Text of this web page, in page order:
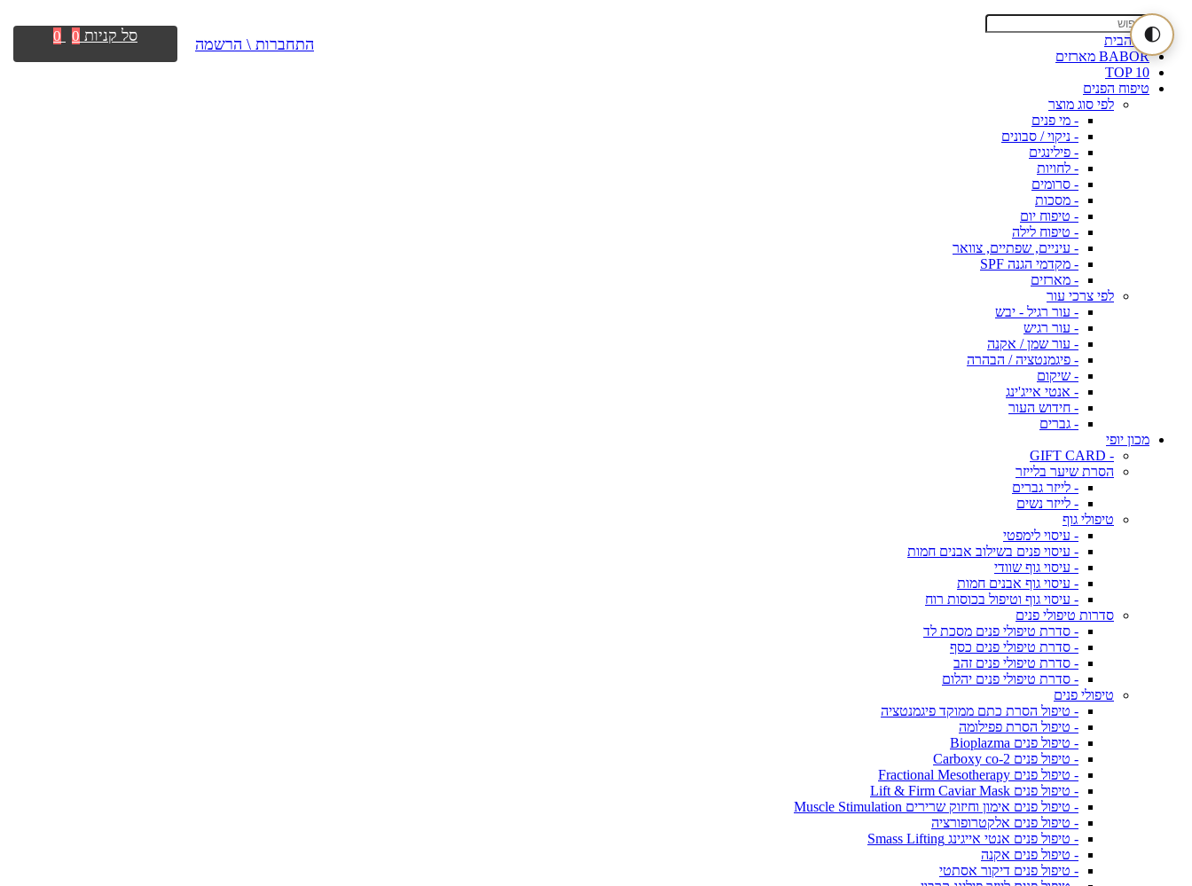
🌓דף הבית
BABOR מארזים
TOP 10
טיפוח הפנים
לפי סוג מוצר
- מי פנים
- ניקוי / סבונים
- פילינגים
- לחויות
- סרומים
- מסכות
- טיפוח יום
- טיפוח לילה
- עיניים, שפתיים, צוואר
- מקדמי הגנה SPF
- מארזים
לפי צרכי עור
- עור רגיל - יבש
- עור רגיש
- עור שמן / אקנה
- פיגמנטציה / הבהרה
- שיקום
- אנטי אייג'ינג
- חידוש העור
- גברים
מכון יופי
- GIFT CARD
הסרת שיער בלייזר
- לייזר גברים
- לייזר נשים
טיפולי גוף
- עיסוי לימפטי
- עיסוי פנים בשילוב אבנים חמות
- עיסוי גוף שוודי
- עיסוי גוף אבנים חמות
- עיסוי גוף וטיפול בכוסות רוח
סדרות טיפולי פנים
- סדרת טיפולי פנים מסכת לד
- סדרת טיפולי פנים כסף
- סדרת טיפולי פנים זהב
- סדרת טיפולי פנים יהלום
טיפולי פנים
- טיפול הסרת כתם ממוקד פיגמנטציה
- טיפול הסרת פפילומה
- טיפול פנים Bioplazma
- טיפול פנים Carboxy co-2
- טיפול פנים Fractional Mesotherapy
- טיפול פנים Lift & Firm Caviar Mask
- טיפול פנים אימון וחיזוק שרירים Muscle Stimulation
- טיפול פנים אלקטרופורציה
- טיפול פנים אנטי אייגינג Smass Lifting
- טיפול פנים אקנה
- טיפול פנים דיקור אסתטי
התחברות \ הרשמה סל קניות 0
0